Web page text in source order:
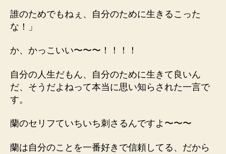
誰のためでもねぇ、自分のために生きるこった
な！
」
か、かっこいい〜〜〜！！！！
自分の人生だもん、自分のために生きて良いん
だ、そうだよねって本当に思い知らされた一言で
す。
蘭のセリフていちいち刺さるんですよ〜〜〜
蘭は自分のことを一番好きで信頼してる、だから